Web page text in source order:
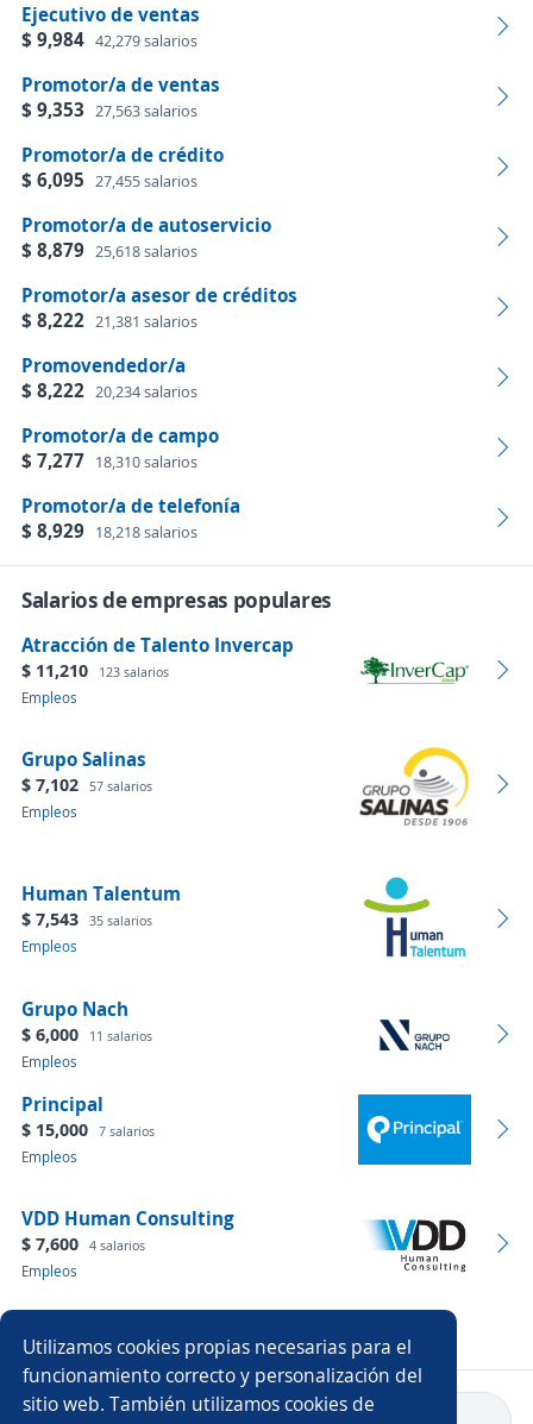
Utilizamos cookies propias necesarias para el
funcionamiento correcto y personalización del
sitio web. También utilizamos cookies de
Ejecutivo de ventas
$ 9,984 42,279 salarios
Promotor/a de ventas
$ 9,353 27,563 salarios
Promotor/a de crédito
$ 6,095 27,455 salarios
Promotor/a de autoservicio
$ 8,879 25,618 salarios
Promotor/a asesor de créditos
$ 8,222 21,381 salarios
Promovendedor/a
$ 8,222 20,234 salarios
Promotor/a de campo
$ 7,277 18,310 salarios
Promotor/a de telefonía
$ 8,929 18,218 salarios
Salarios de empresas populares
Atracción de Talento Invercap
$ 11,210 123 salarios
Empleos
Grupo Salinas
$ 7,102 57 salarios
Empleos
Human Talentum
$ 7,543 35 salarios
Empleos
Grupo Nach
$ 6,000 11 salarios
Empleos
Principal
$ 15,000 7 salarios
Empleos
VDD Human Consulting
$ 7,600 4 salarios
Empleos
Ver más empresas